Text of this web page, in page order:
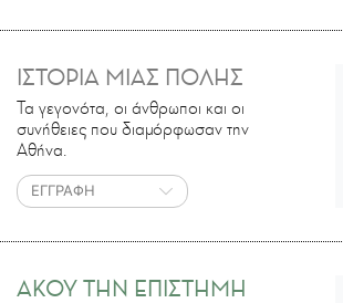
ΙΣΤΟΡΙΑ ΜΙΑΣ ΠΟΛΗΣ
Τα γεγονότα, οι άνθρωποι και οι
συνήθειες που διαμόρφωσαν την
Αθήνα.
ΕΓΓΡΑΦΗ
ΑΚΟΥ ΤΗΝ ΕΠΙΣΤΗΜΗ